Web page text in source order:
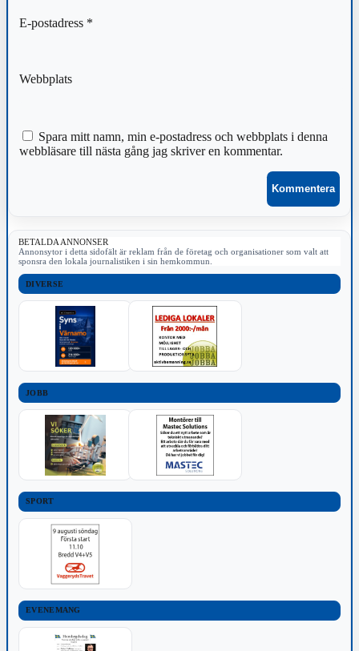
E-postadress *
Webbplats
Spara mitt namn, min e-postadress och webbplats i denna
webbläsare till nästa gång jag skriver en kommentar.
BETALDA ANNONSER
Annonsytor i detta sidofält är reklam från de företag och organisationer som valt att
sponsra den lokala journalistiken i sin hemkommun.
DIVERSE
JOBB
SPORT
EVENEMANG